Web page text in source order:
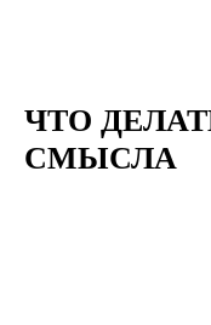
ЧТО
СМЫСЛА